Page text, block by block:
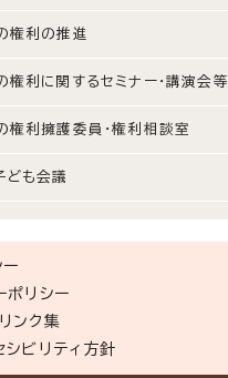
権利の推進
権利に関するセミナー・講演会等
権利擁護委員・権利相談室
ども会議
ー
ポリシー
ンク集
シビリティ方針